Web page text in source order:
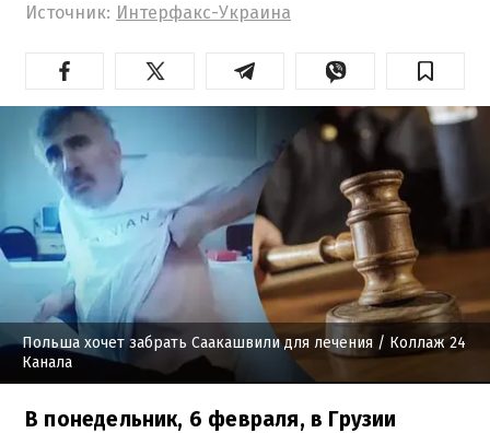
Источник: Интерфакс-Украина
Польша хочет забрать Саакашвили для лечения / Коллаж 24
Канала
В понедельник, 6 февраля, в Грузии